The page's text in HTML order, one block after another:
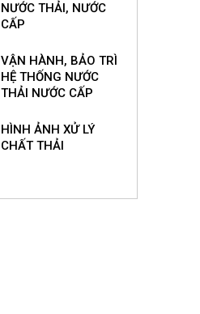
NƯỚC THẢI, NƯỚC
CẤP
VẬN HÀNH, BẢO TRÌ
HỆ THỐNG NƯỚC
THẢI NƯỚC CẤP
HÌNH ẢNH XỬ LÝ
CHẤT THẢI